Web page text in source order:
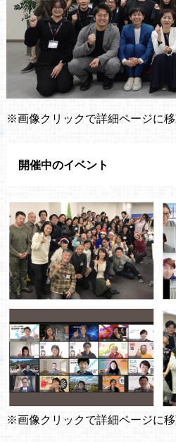
※画像クリックで詳細ページに
開催中のイベント
※画像クリックで詳細ページに